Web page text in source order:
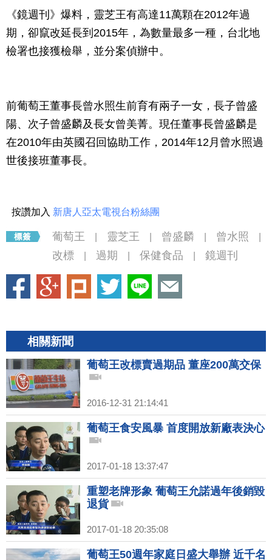
《鏡週刊》爆料，靈芝王有高達11萬顆在2012年過
期，卻竄改延長到2015年，為數量最多一種，台北地
檢署也接獲檢舉，並分案偵辦中。
前葡萄王董事長曾水照生前育有兩子一女，長子曾盛
陽、次子曾盛麟及長女曾美菁。現任董事長曾盛麟是
在2010年由英國召回協助工作，2014年12月曾水照過
世後接班董事長。
按讚加入 新唐人亞太電視台粉絲團
葡萄王 靈芝王 曾盛麟 曾水照
改標 過期 保健食品 鏡週刊
相關新聞
葡萄王改標賣過期品 董座200萬交保
2016-12-31 21:14:41
葡萄王食安風暴 首度開放新廠表決心
2017-01-18 13:37:47
重塑老牌形象 葡萄王允諾過年後銷毀
退貨
2017-01-18 20:35:08
葡萄王50週年家庭日盛大舉辦 近千名